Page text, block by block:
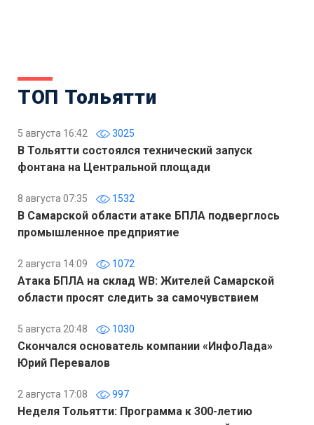
ТОП Тольятти
5 августа 16:42 3025
В Тольятти состоялся технический запуск
фонтана на Центральной площади
8 августа 07:35 1532
В Самарской области атаке БПЛА подверглось
промышленное предприятие
2 августа 14:09 1072
Атака БПЛА на склад WB: Жителей Самарской
области просят следить за самочувствием
5 августа 20:48 1030
Скончался основатель компании «ИнфоЛада»
Юрий Перевалов
2 августа 17:08 997
Неделя Тольятти: Программа к 300-летию